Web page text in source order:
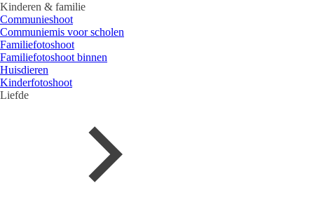
Kinderen & familie
Communieshoot
Communiemis voor scholen
Familiefotoshoot
Familiefotoshoot binnen
Huisdieren
Kinderfotoshoot
Liefde